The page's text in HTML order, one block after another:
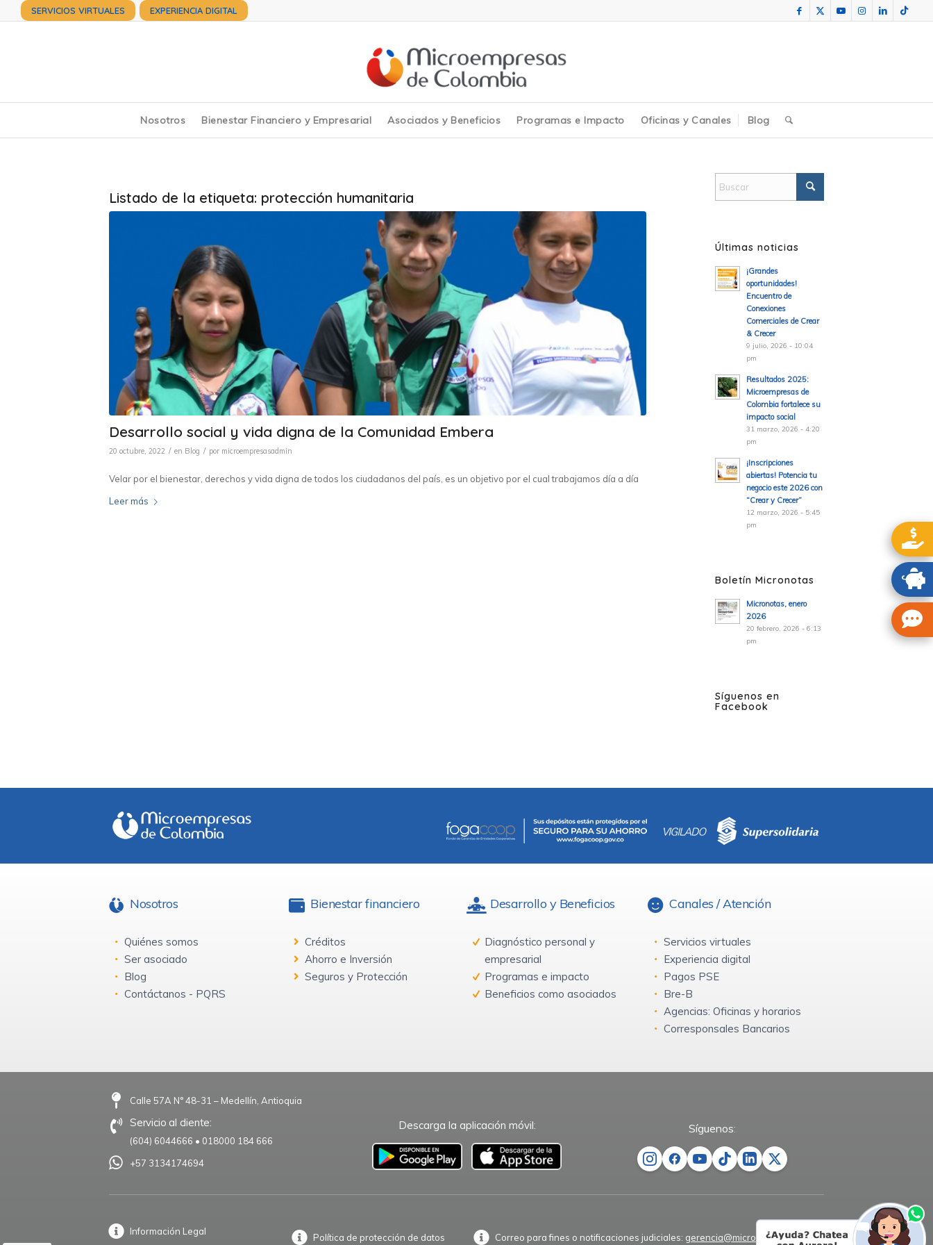
SERVICIOS VIRTUALES EXPERIENCIA DIGITAL
Nosotros Bienestar Financiero y Empresarial Asociados y Beneficios Programas e Impacto Oficinas y Canales Blog
Listado de la etiqueta: protección humanitaria
Desarrollo social y vida digna de la Comunidad Embera
20 octubre, 2022 / en Blog / por microempresasadmin
Velar por el bienestar, derechos y vida digna de todos los ciudadanos del país, es un objetivo por el cual trabajamos día a día
Leer más
Últimas noticias
¡Grandes
oportunidades!
Encuentro de
Conexiones
Comerciales de Crear
& Crecer
9 julio, 2026 - 10:04
pm
Resultados 2025:
Microempresas de
Colombia fortalece su
impacto social
31 marzo, 2026 - 4:20
pm
¡Inscripciones
abiertas! Potencia tu
negocio este 2026 con
“Crear y Crecer”
12 marzo, 2026 - 5:45
pm
Boletín Micronotas
Micronotas, enero
2026
20 febrero, 2026 - 6:13
pm
Síguenos en
Facebook
Nosotros
Quiénes somos
Ser asociado
Blog
Contáctanos - PQRS
Bienestar financiero
Créditos
Ahorro e Inversión
Seguros y Protección
Desarrollo y Beneficios
Diagnóstico personal y
empresarial
Programas e impacto
Beneficios como asociados
Canales / Atención
Servicios virtuales
Experiencia digital
Pagos PSE
Bre-B
Agencias: Oficinas y horarios
Corresponsales Bancarios
Calle 57A N° 48-31 – Medellín, Antioquia
Servicio al cliente:
(604) 6044666 • 018000 184 666
+57 3134174694
Descarga la aplicación móvil: Síguenos:
Información Legal
Política de protección de datos Correo para fines o notificaciones judiciales: gerencia@microempresas.co